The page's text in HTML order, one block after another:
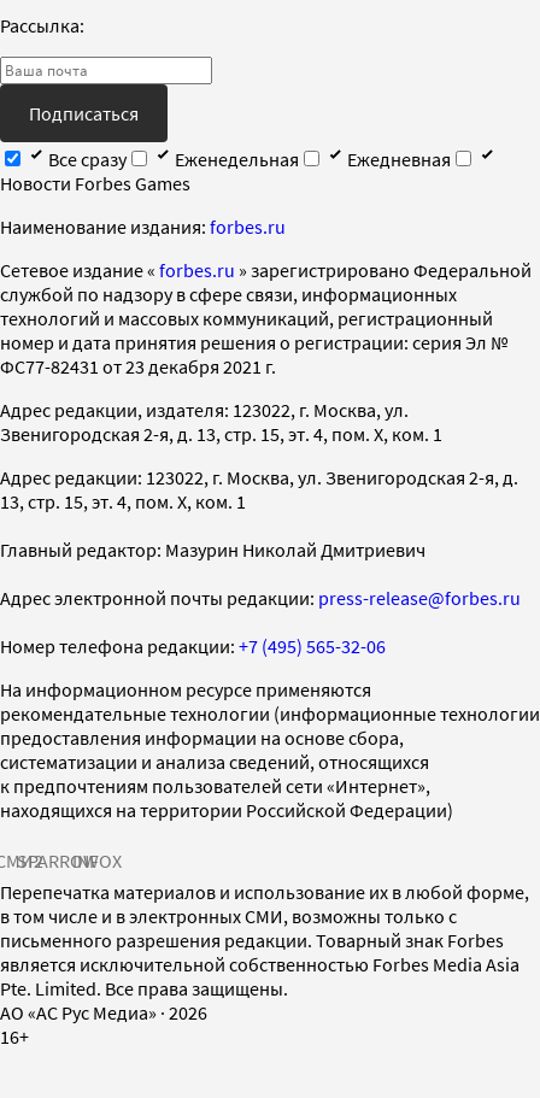
Рассылка:
Подписаться
Все сразу
Еженедельная
Ежедневная
Новости Forbes Games
Наименование издания: forbes.ru
Cетевое издание « forbes.ru » зарегистрировано Федеральной
службой по надзору в сфере связи, информационных
технологий и массовых коммуникаций, регистрационный
номер и дата принятия решения о регистрации: серия Эл №
ФС77-82431 от 23 декабря 2021 г.
Адрес редакции, издателя: 123022, г. Москва, ул.
Звенигородская 2-я, д. 13, стр. 15, эт. 4, пом. X, ком. 1
Адрес редакции: 123022, г. Москва, ул. Звенигородская 2-я, д.
13, стр. 15, эт. 4, пом. X, ком. 1
Главный редактор: Мазурин Николай Дмитриевич
Адрес электронной почты редакции: press-release@forbes.ru
Номер телефона редакции: +7 (495) 565-32-06
На информационном ресурсе применяются
рекомендательные технологии (информационные технологии
предоставления информации на основе сбора,
систематизации и анализа сведений, относящихся
к предпочтениям пользователей сети «Интернет»,
находящихся на территории Российской Федерации)
SPARROWINFOX
Перепечатка материалов и использование их в любой форме,
в том числе и в электронных СМИ, возможны только с
письменного разрешения редакции. Товарный знак Forbes
является исключительной собственностью Forbes Media Asia
Pte. Limited. Все права защищены.
AO «АС Рус Медиа» · 2026
16+